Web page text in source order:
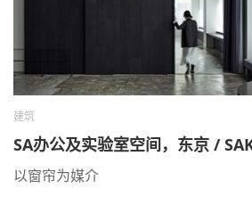
建筑
SA办公及实验室空间，东京 /
以窗帘为媒介